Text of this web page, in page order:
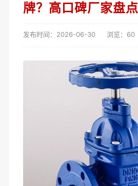
牌？高口碑厂家盘点
发布时间：2026-06-30 浏览：60